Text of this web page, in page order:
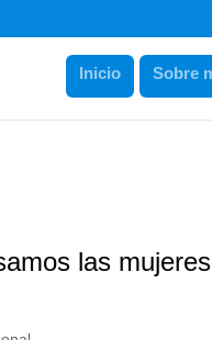
Inicio Sobre
las